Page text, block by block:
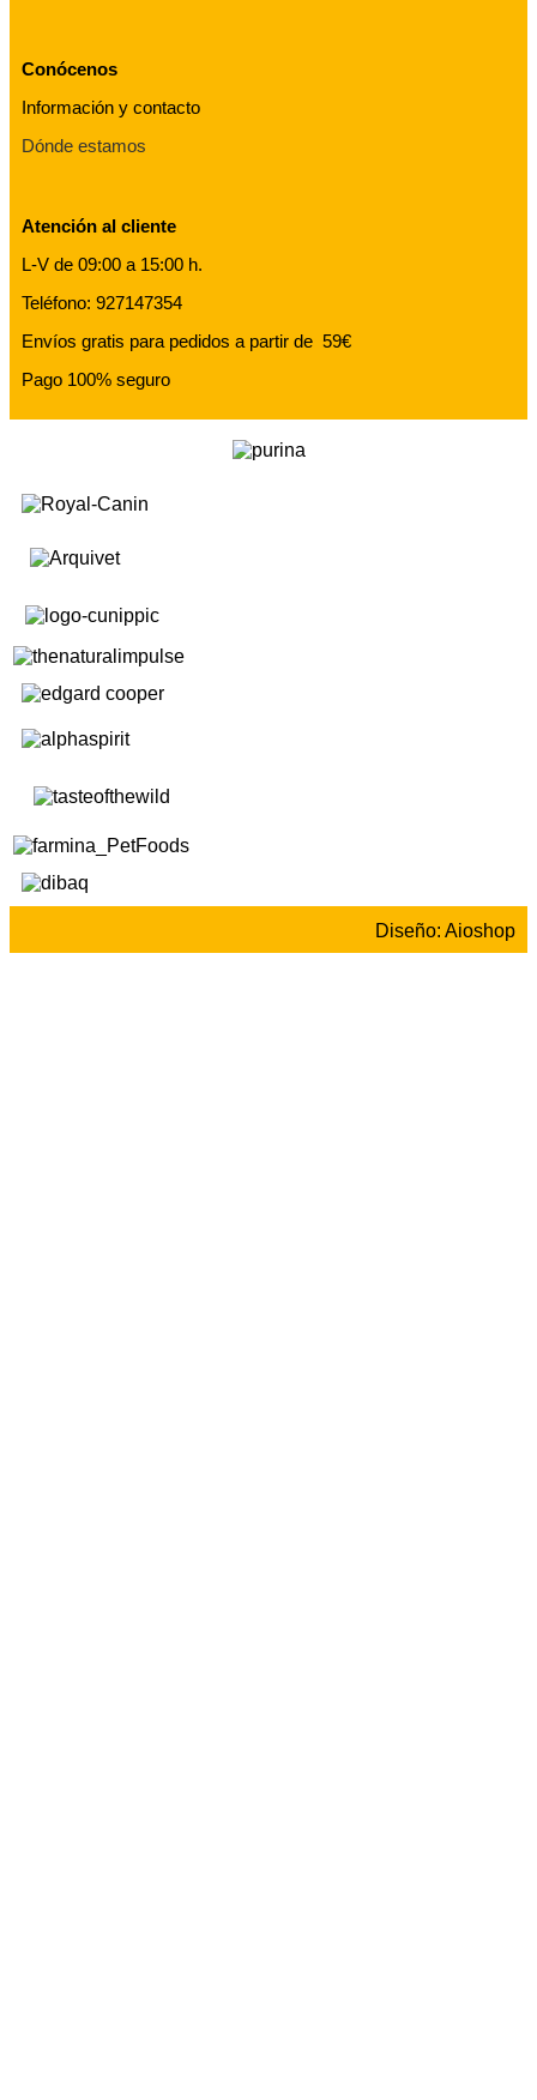
Conócenos
Información y contacto
Dónde estamos
Atención al cliente
L-V de 09:00 a 15:00 h.
Teléfono: 927147354
Envíos gratis para pedidos a partir de 59€
Pago 100% seguro
Diseño: Aioshop